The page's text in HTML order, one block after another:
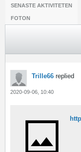
SENASTE AKTIVITETEN
FOTON
Trille66 replied
2020-09-06, 10:40